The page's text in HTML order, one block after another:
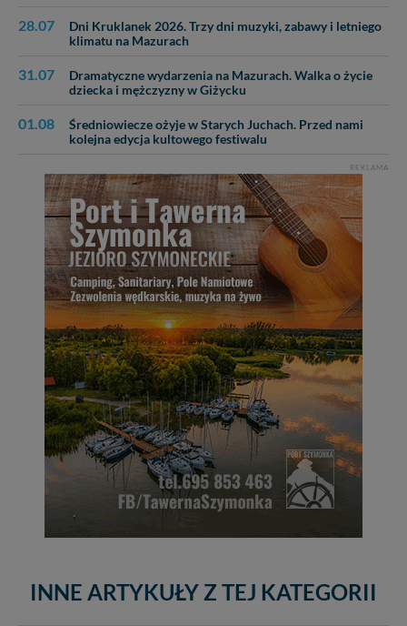
28.07
Dni Kruklanek 2026. Trzy dni muzyki, zabawy i letniego
klimatu na Mazurach
31.07
Dramatyczne wydarzenia na Mazurach. Walka o życie
dziecka i mężczyzny w Giżycku
01.08
Średniowiecze ożyje w Starych Juchach. Przed nami
kolejna edycja kultowego festiwalu
REKLAMA
INNE ARTYKUŁY Z TEJ KATEGORII